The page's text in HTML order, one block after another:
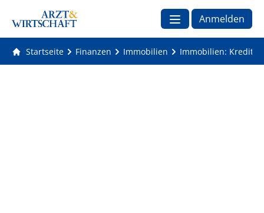
Anmelden
Startseite Finanzen Immobilien Immobilien: